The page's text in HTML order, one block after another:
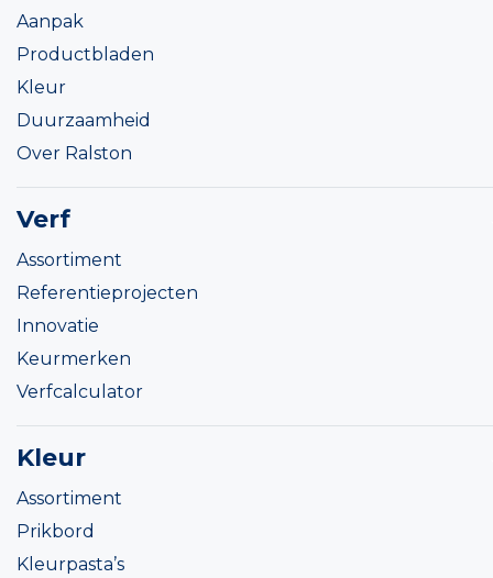
Aanpak
Productbladen
Kleur
Duurzaamheid
Over Ralston
Verf
Assortiment
Referentieprojecten
Innovatie
Keurmerken
Verfcalculator
Kleur
Assortiment
Prikbord
Kleurpasta’s